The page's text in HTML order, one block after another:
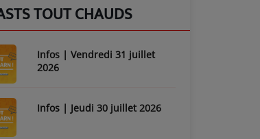
TOUT CHAUDS
Infos | Vendredi 31 juillet
2026
Infos | Jeudi 30 juillet 2026